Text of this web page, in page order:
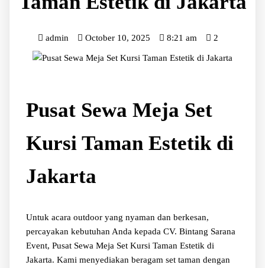
admin October 10, 2025 8:21 am 2
Pusat Sewa Meja Set
Kursi Taman Estetik di
Jakarta
Untuk acara outdoor yang nyaman dan berkesan,
percayakan kebutuhan Anda kepada CV. Bintang Sarana
Event, Pusat Sewa Meja Set Kursi Taman Estetik di
Jakarta. Kami menyediakan beragam set taman dengan